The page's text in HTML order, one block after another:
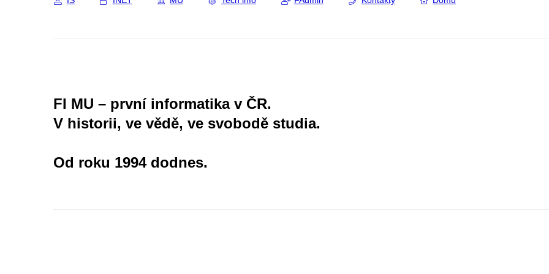
FI MU – první informatika v ČR.
V historii, ve vědě, ve svobodě studia.
Od roku 1994 dodnes.